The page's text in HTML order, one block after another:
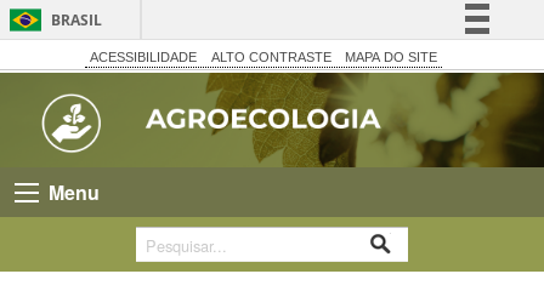
BRASIL
Simplifique!
Comunica BR
Participe
Acesso à informação
Canais
ACESSIBILIDADE ALTO CONTRASTE MAPA DO SITE
Menu